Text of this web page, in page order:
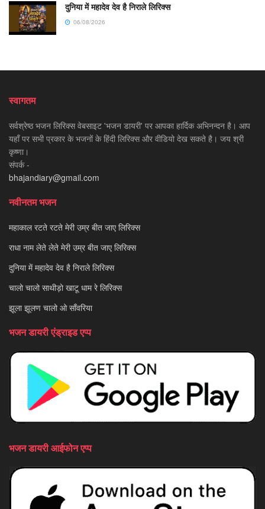
दुनिया में महादेव देव है निराले लिरिक्स
06/08/2026
स्वागतम
सर्वश्रेष्ठ भजन लिरिक्स वेबसाइट 'भजन डायरी' पर आपका हार्दिक अभिनन्दन है। आप
यहाँ पर सभी प्रकार के भजनों के हिंदी लिरिक्स और वीडियो देख सकते है। जय श्री
कृष्णा।
संपर्क -
bhajandiary@gmail.com
नवीनतम भजन
महाकाल रटते रटते मेरी उम्र बीत जाए लिरिक्स
राधा नाम लेते लेते मेरी उम्र बीत जाए लिरिक्स
दुनिया में महादेव देव है निराले लिरिक्स
चालो चालो साथीड़ो खाटू धाम रे लिरिक्स
झूला झूलण चालो ओ साँवरिया
भजन डायरी एंड्राइड एप्प
भजन डायरी आईफोन एप्प